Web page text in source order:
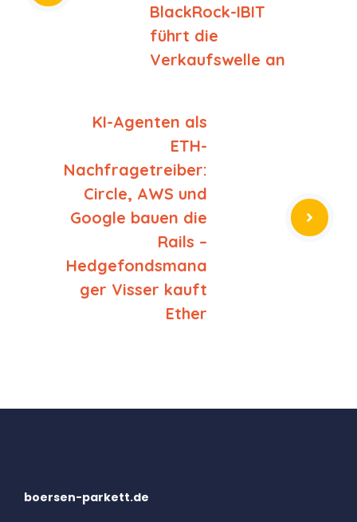
BlackRock-IBIT
führt die
Verkaufswelle an
KI-Agenten als
ETH-
Nachfragetreiber:
Circle, AWS und
Google bauen die
Rails –
Hedgefondsmana
ger Visser kauft
Ether
boersen-parkett.de